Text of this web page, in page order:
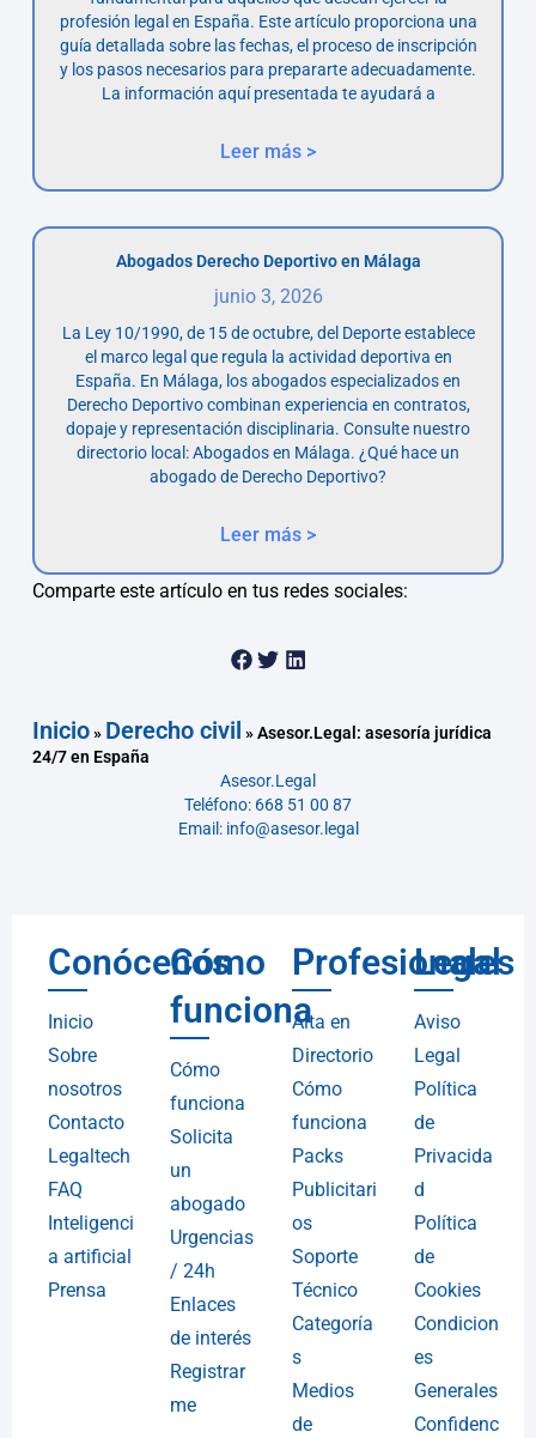
profesión legal en España. Este artículo proporciona una
guía detallada sobre las fechas, el proceso de inscripción
y los pasos necesarios para prepararte adecuadamente.
La información aquí presentada te ayudará a
Leer más >
Abogados Derecho Deportivo en Málaga
junio 3, 2026
La Ley 10/1990, de 15 de octubre, del Deporte establece
el marco legal que regula la actividad deportiva en
España. En Málaga, los abogados especializados en
Derecho Deportivo combinan experiencia en contratos,
dopaje y representación disciplinaria. Consulte nuestro
directorio local: Abogados en Málaga. ¿Qué hace un
abogado de Derecho Deportivo?
Leer más >
Comparte este artículo en tus redes sociales:
Inicio» Derecho civil »Asesor.Legal: asesoría jurídica
24/7 en España
Asesor.Legal
Teléfono: 668 51 00 87
Email: info@asesor.legal
Conócenos
Inicio
Sobre
nosotros
Contacto
Legaltech
FAQ
Inteligenci
a artificial
Prensa
Cómo
funciona
Cómo
funciona
Solicita
un
abogado
Urgencias
/ 24h
Enlaces
de interés
Registrar
me
Profesionales
Alta en
Directorio
Cómo
funciona
Packs
Publicitari
os
Soporte
Técnico
Categoría
s
Medios
de
Legal
Aviso
Legal
Política
de
Privacida
d
Política
de
Cookies
Condicion
es
Generales
Confidenc